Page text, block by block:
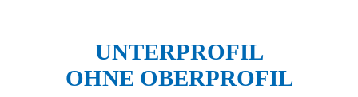
UNTERPROFIL
OHNE OBERPROFIL